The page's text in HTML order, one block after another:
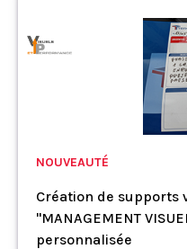
NOUVEAUTÉ
Création de supports
"MANAGEMENT
personnalisée